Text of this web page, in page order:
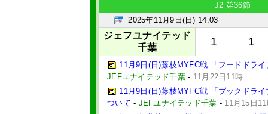
J2 第36節
2025年11月9日(日) 14:03
ジェフユナイテッド
千葉
1 1
11月9日(日)藤枝MYFC戦 「フードドラ
JEFユナイテッド千葉- 11月22日11時
11月9日(日)藤枝MYFC戦 「ブックドラ
ついて - JEFユナイテッド千葉 - 11月15日